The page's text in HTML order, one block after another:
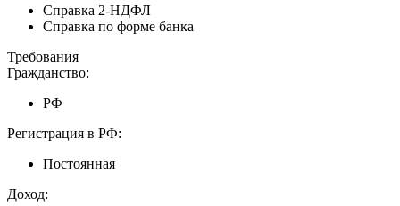
Справка 2-НДФЛ
Справка по форме банка
Требования
Гражданство:
РФ
Регистрация в РФ:
Постоянная
Доход: